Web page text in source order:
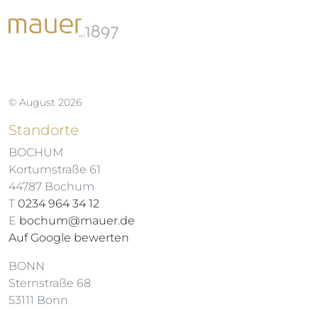
© August 2026
Standorte
BOCHUM
Kortumstraße 61
44787 Bochum
T 0234 964 34 12
E bochum@mauer.de
Auf Google bewerten
BONN
Sternstraße 68
53111 Bonn